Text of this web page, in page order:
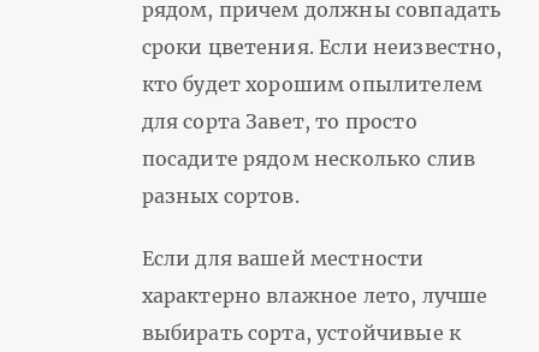
рядом, причем должны совпадать
сроки цветения. Если неизвестно,
кто будет хорошим опылителем
для сорта Завет, то просто
посадите рядом несколько слив
разных сортов.
Если для вашей местности
характерно влажное лето, лучше
выбирать сорта, устойчивые к